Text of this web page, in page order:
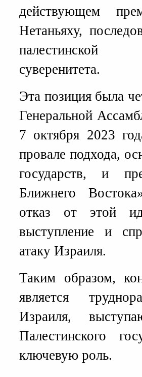
действующем
Нетаньяху,
палестинской
суверенитета.
Эта позиция была
Генеральной
7 октября 2023
провале подхода,
государств, и
Ближнего
отказ от этой
выступление и
атаку Израиля.
Таким образом,
является
Израиля,
Палестинского
ключевую роль.